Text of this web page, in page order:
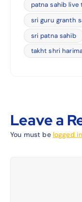
patna sahib live
sri guru granth
sri patna sahib
takht shri
Leave a
You must be logged in